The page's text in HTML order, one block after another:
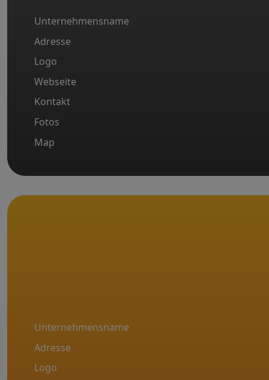
Unternehmensname
Adresse
Logo
Webseite
Kontakt
Fotos
Map
Unternehmensname
Adresse
Logo